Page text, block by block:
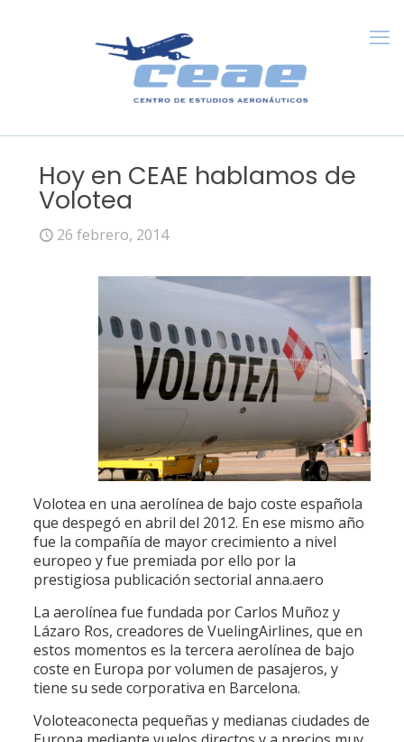
Hoy en CEAE hablamos de
Volotea
26 febrero, 2014
Volotea en una aerolínea de bajo coste española
que despegó en abril del 2012. En ese mismo año
fue la compañía de mayor crecimiento a nivel
europeo y fue premiada por ello por la
prestigiosa publicación sectorial anna.aero
La aerolínea fue fundada por Carlos Muñoz y
Lázaro Ros, creadores de VuelingAirlines, que en
estos momentos es la tercera aerolínea de bajo
coste en Europa por volumen de pasajeros, y
tiene su sede corporativa en Barcelona.
Voloteaconecta pequeñas y medianas ciudades de